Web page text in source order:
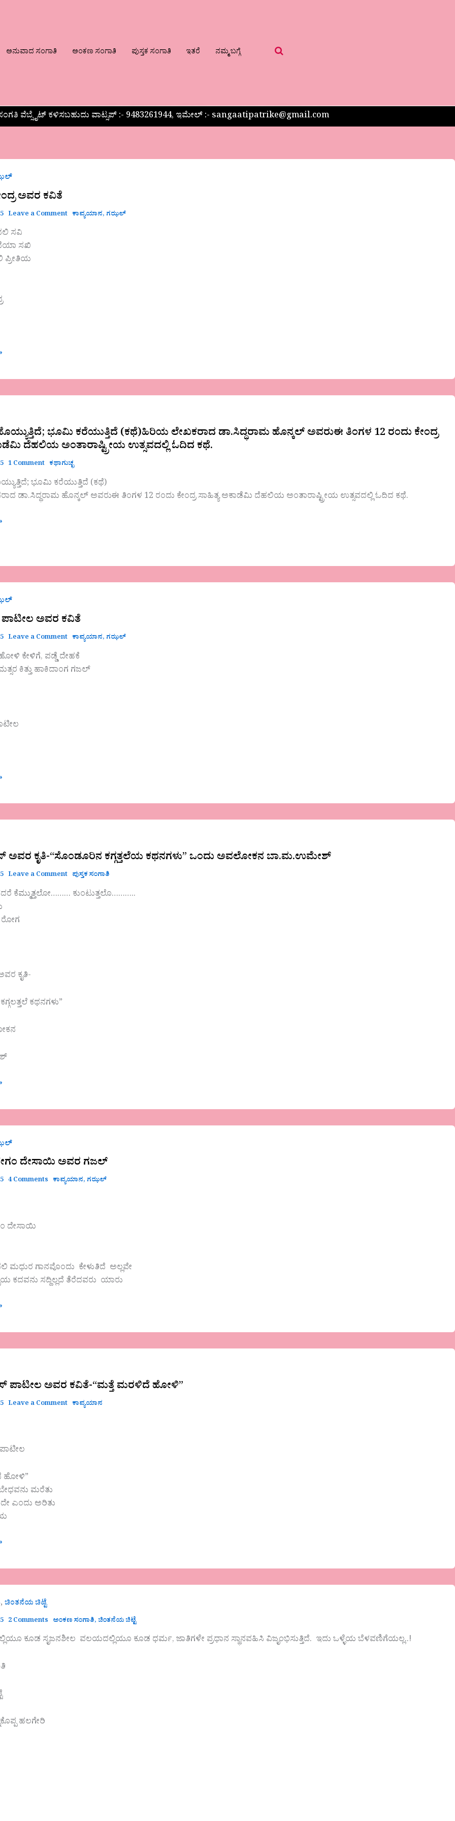
ಅನುವಾದ ಸಂಗಾತಿ ಅಂಕಣ ಸಂಗಾತಿ ಪುಸ್ತಕ ಸಂಗಾತಿ ಇತರೆ ನಮ್ಮ ಬಗ್ಗೆ
ವೆಬ್ಸೈಟ್ ಕಳಿಸಬಹುದು ವಾಟ್ಸಪ್‌ :- 9483261944, ಇಮೇಲ್ :- sangaatipatrike@gmail.com
ಅವರ ಕವಿತೆ
Leave a Comment ಕಾವ್ಯಯಾನ, ಗಝಲ್
ಸವಿ
ಸಖಿ
ಪ್ರೀತಿಯ
ಭೂಮಿ ಕರೆಯುತ್ತಿದೆ (ಕಥೆ)ಹಿರಿಯ ಲೇಖಕರಾದ ಡಾ.ಸಿದ್ಧರಾಮ ಹೊನ್ಕಲ್ ಅವರುಈ ತಿಂಗಳ 12 ರಂದು ಕೇಂದ್ರ
ದೆಹಲಿಯ ಅಂತಾರಾಷ್ಟ್ರೀಯ ಉತ್ಸವದಲ್ಲಿ ಓದಿದ ಕಥೆ.
1 Comment ಕಥಾಗುಚ್ಛ
ಭೂಮಿ ಕರೆಯುತ್ತಿದೆ (ಕಥೆ)
ಡಾ.ಸಿದ್ಧರಾಮ ಹೊನ್ಕಲ್ ಅವರುಈ ತಿಂಗಳ 12 ರಂದು ಕೇಂದ್ರ ಸಾಹಿತ್ಯ ಅಕಾಡೆಮಿ ದೆಹಲಿಯ ಅಂತಾರಾಷ್ಟ್ರೀಯ ಉತ್ಸವದಲ್ಲಿ ಓದಿದ ಕಥೆ.
ಅವರ ಕವಿತೆ
Leave a Comment ಕಾವ್ಯಯಾನ, ಗಝಲ್
ಕೇಳಿಗೆ, ಪಡ್ಡೆ ದೇಹಕೆ
ಕಿತ್ತು ಹಾಕಿದಾಂಗ ಗಜಲ್
ಅವರ ಕೃತಿ-“ಸೊಂಡೂರಿನ ಕಗ್ಗತ್ತಲೆಯ ಕಥನಗಳು” ಒಂದು ಅವಲೋಕನ ಬಾ.ಮ.ಉಮೇಶ್
Leave a Comment ಪುಸ್ತಕ ಸಂಗಾತಿ
ಕೆಮ್ಮುತ್ತಲೋ……… ಕುಂಟುತ್ತಲೊ………..
ರೋಗ
ಕೃತಿ-
ಕಥನಗಳು”
ದೇಸಾಯಿ ಅವರ ಗಜಲ್
4 Comments ಕಾವ್ಯಯಾನ, ಗಝಲ್
ದೇಸಾಯಿ
ಗಾನವೊಂದು ಕೇಳುತಿದೆ ಅಲ್ಲವೇ
ಕದವನು ಸದ್ದಿಲ್ಲದೆ ತೆರೆದವರು ಯಾರು
ಪಾಟೀಲ ಅವರ ಕವಿತೆ-“ಮತ್ತೆ ಮರಳಿದೆ ಹೋಳಿ”
Leave a Comment ಕಾವ್ಯಯಾನ
ಹೋಳಿ”
ಮರೆತು
ಎಂದು ಅರಿತು
, ಚಿಂತನೆಯ ಚಿಟ್ಟೆ
2 Comments ಅಂಕಣ ಸಂಗಾತಿ,ಚಿಂತನೆಯ ಚಿಟ್ಟೆ
ಕೂಡ ಸೃಜನಶೀಲ ವಲಯದಲ್ಲಿಯೂ ಕೂಡ ಧರ್ಮ, ಜಾತಿಗಳೇ ಪ್ರಧಾನ ಸ್ಥಾನವಹಿಸಿ ವಿಜೃಂಭಿಸುತ್ತಿದೆ. ಇದು ಒಳ್ಳೆಯ ಬೆಳವಣಿಗೆಯಲ್ಲ..!
ಹಲಗೇರಿ